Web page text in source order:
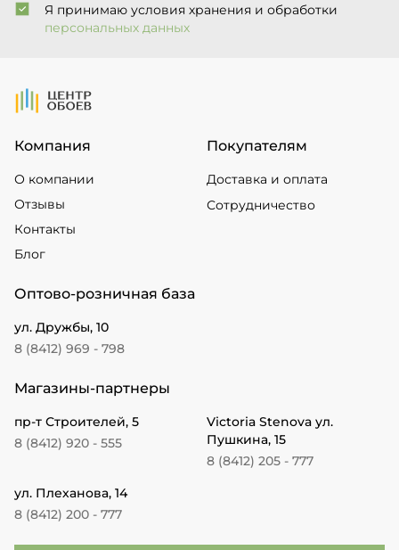
Я принимаю условия хранения и обработки
персональных данных
На Главную
Компания
О компании
Отзывы
Контакты
Блог
Покупателям
Доставка и оплата
Сотрудничество
Оптово-розничная база
ул. Дружбы, 10
8 (8412) 969 - 798
Магазины-партнеры
пр-т Строителей, 5
8 (8412) 920 - 555
Victoria Stenova ул.
Пушкина, 15
8 (8412) 205 - 777
ул. Плеханова, 14
8 (8412) 200 - 777